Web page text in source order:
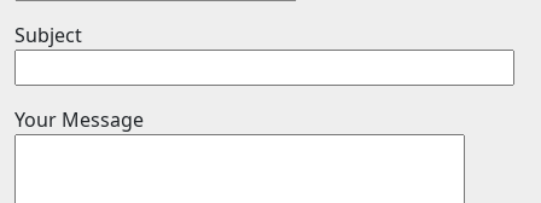
Subject
Your Message